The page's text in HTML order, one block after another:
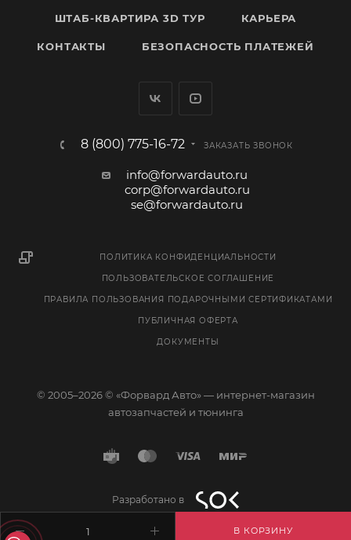
В КОРЗИНУ
ШТАБ-КВАРТИРА 3D ТУР КАРЬЕРА
КОНТАКТЫ БЕЗОПАСНОСТЬ ПЛАТЕЖЕЙ
8 (800) 775-16-72 ЗАКАЗАТЬ ЗВОНОК
info@forwardauto.ru
corp@forwardauto.ru
se@forwardauto.ru
ПОЛИТИКА КОНФИДЕНЦИАЛЬНОСТИ
ПОЛЬЗОВАТЕЛЬСКОЕ СОГЛАШЕНИЕ
ПРАВИЛА ПОЛЬЗОВАНИЯ ПОДАРОЧНЫМИ СЕРТИФИКАТАМИ
ПУБЛИЧНАЯ ОФЕРТА
ДОКУМЕНТЫ
© 2005–2026 © «Форвард Авто» — интернет-магазин
автозапчастей и тюнинга
Разработано в